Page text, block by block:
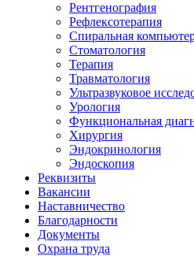
Рентгенография
Рефлексотерапия
Спиральная
Стоматология
Терапия
Травматология
Ультразвуковое
Урология
Функциональная
Хирургия
Эндокринология
Эндоскопия
Реквизиты
Вакансии
Наставничество
Благодарности
Документы
Охрана труда